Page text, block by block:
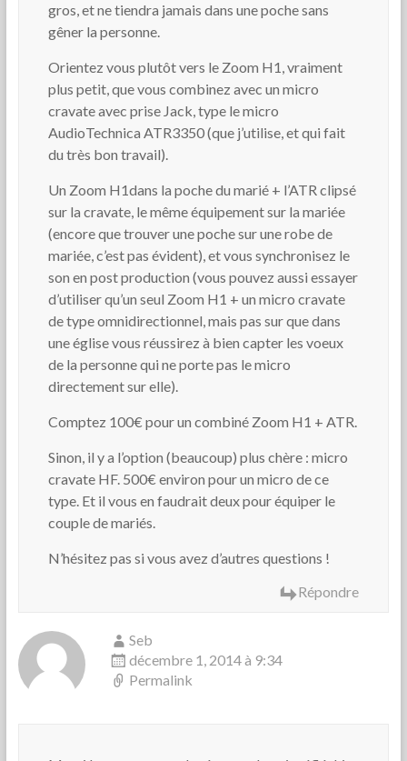
gros, et ne tiendra jamais dans une poche sans
gêner la personne.
Orientez vous plutôt vers le Zoom H1, vraiment
plus petit, que vous combinez avec un micro
cravate avec prise Jack, type le micro
AudioTechnica ATR3350 (que j’utilise, et qui fait
du très bon travail).
Un Zoom H1dans la poche du marié + l’ATR clipsé
sur la cravate, le même équipement sur la mariée
(encore que trouver une poche sur une robe de
mariée, c’est pas évident), et vous synchronisez le
son en post production (vous pouvez aussi essayer
d’utiliser qu’un seul Zoom H1 + un micro cravate
de type omnidirectionnel, mais pas sur que dans
une église vous réussirez à bien capter les voeux
de la personne qui ne porte pas le micro
directement sur elle).
Comptez 100€ pour un combiné Zoom H1 + ATR.
Sinon, il y a l’option (beaucoup) plus chère : micro
cravate HF. 500€ environ pour un micro de ce
type. Et il vous en faudrait deux pour équiper le
couple de mariés.
N’hésitez pas si vous avez d’autres questions !
Répondre
Seb
décembre 1, 2014 à 9:34
Permalink